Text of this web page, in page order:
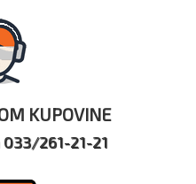
KUPOVINE
261-21-21